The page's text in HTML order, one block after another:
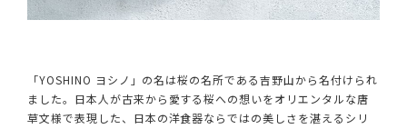
「YOSHINO ヨシノ」の名は桜の名所である吉野山から名付けられ
ました。日本人が古来から愛する桜への想いをオリエンタルな唐
草文様で表現した、日本の洋食器ならではの美しさを湛えるシリ